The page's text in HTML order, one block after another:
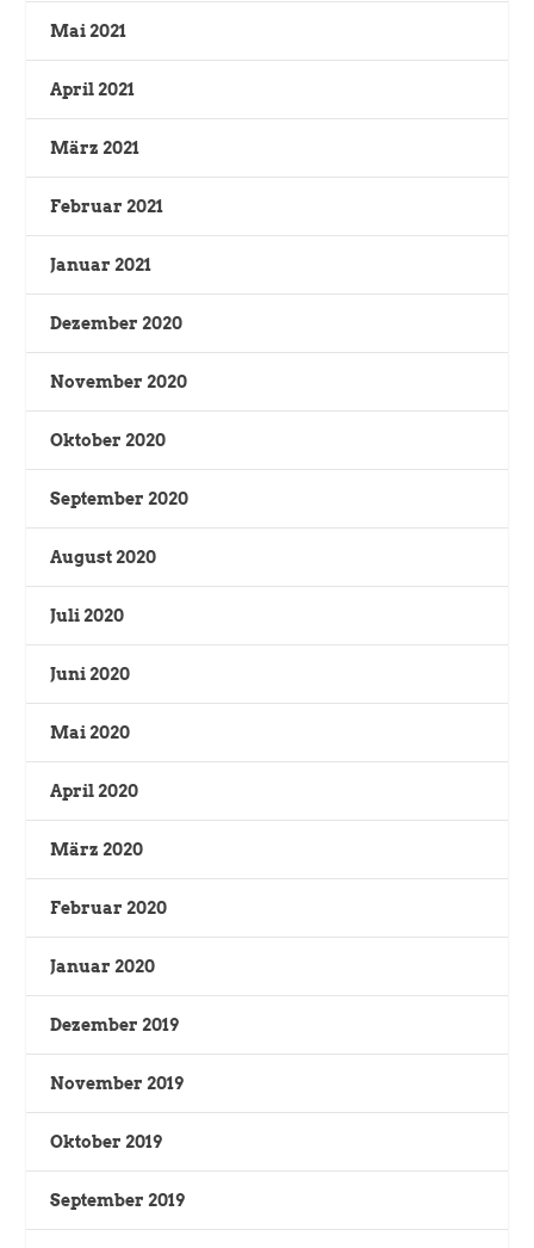
Mai 2021
April 2021
März 2021
Februar 2021
Januar 2021
Dezember 2020
November 2020
Oktober 2020
September 2020
August 2020
Juli 2020
Juni 2020
Mai 2020
April 2020
März 2020
Februar 2020
Januar 2020
Dezember 2019
November 2019
Oktober 2019
September 2019